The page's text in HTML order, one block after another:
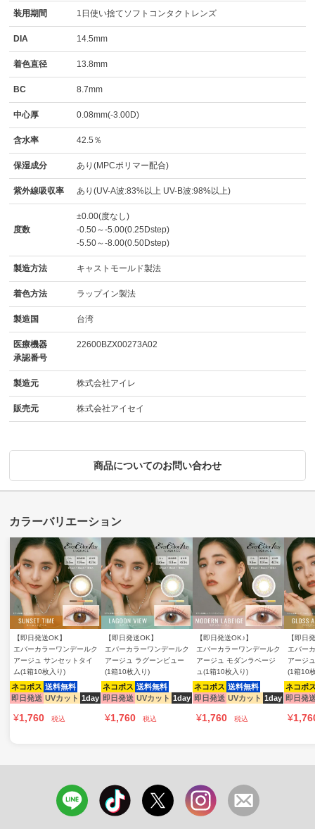
装用期間 1日使い捨てソフトコンタクトレンズ
DIA 14.5mm
着色直径 13.8mm
BC 8.7mm
中心厚 0.08mm(-3.00D)
含水率 42.5％
保湿成分 あり(MPCポリマー配合)
紫外線吸収率 あり(UV-A波:83%以上 UV-B波:98%以上)
度数
±0.00(度なし)
-0.50～-5.00(0.25Dstep)
-5.50～-8.00(0.50Dstep)
製造方法 キャストモールド製法
着色方法 ラップイン製法
製造国 台湾
医療機器
承認番号
22600BZX00273A02
製造元 株式会社アイレ
販売元 株式会社アイセイ
商品についてのお問い合わせ
【即日発送OK】
エバーカラーワンデールク
アージュ サンセットタイ
ム(1箱10枚入り)
ネコポス 送料無料
即日発送 UVカット 1day
¥1,760 税込
【即日発送OK】
エバーカラーワンデールク
アージュ ラグーンビュー
(1箱10枚入り)
ネコポス 送料無料
即日発送 UVカット 1day
¥1,760 税込
【即日発送OK♪】
エバーカラーワンデールク
アージュ モダンラベージ
ュ(1箱10枚入り)
ネコポス 送料無料
即日発送 UVカット 1day
¥1,760 税込
【即日
エバー
アージ
(1箱10
ネコポ
即日発
¥